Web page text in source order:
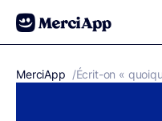
Aller au contenu
MerciApp correcteur
/Écrit-on «